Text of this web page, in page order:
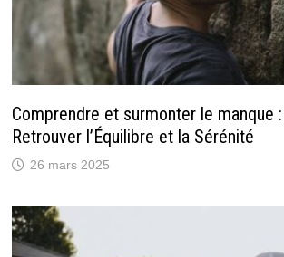
Comprendre et surmonter le manque
Retrouver l’Équilibre et la Sérénité
26 mars 2025